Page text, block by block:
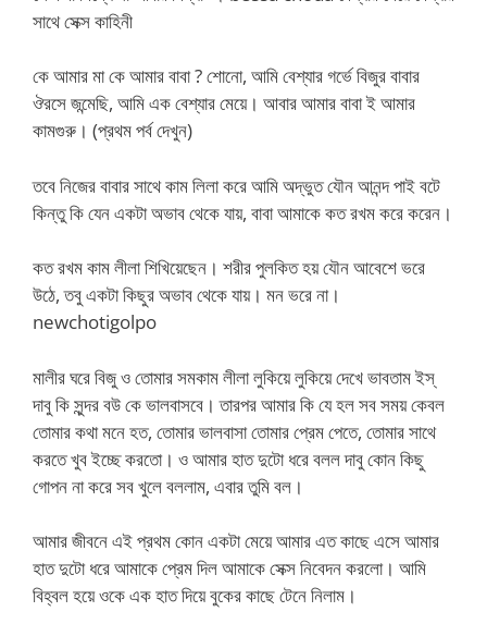
সাথে সেক্স কাহিনী
কে আমার মা কে আমার বাবা ? শোনো, আমি বেশ্যার গর্ভে বিজুর বাবার
ঔরসে জন্মেছি, আমি এক বেশ্যার মেয়ে। আবার আমার বাবা ই আমার
কামগুরু। (প্রথম পর্ব দেখুন)
তবে নিজের বাবার সাথে কাম লিলা করে আমি অদ্ভুত যৌন আনন্দ পাই বটে
কিন্তু কি যেন একটা অভাব থেকে যায়, বাবা আমাকে কত রখম করে করেন।
কত রখম কাম লীলা শিখিয়েছেন। শরীর পুলকিত হয় যৌন আবেশে ভরে
উঠে, তবু একটা কিছুর অভাব থেকে যায়। মন ভরে না।
newchotigolpo
মালীর ঘরে বিজু ও তোমার সমকাম লীলা লুকিয়ে লুকিয়ে দেখে ভাবতাম ইস্
দাবু কি সুন্দর বউ কে ভালবাসবে। তারপর আমার কি যে হল সব সময় কেবল
তোমার কথা মনে হত, তোমার ভালবাসা তোমার প্রেম পেতে, তোমার সাথে
করতে খুব ইচ্ছে করতো। ও আমার হাত দুটো ধরে বলল দাবু কোন কিছু
গোপন না করে সব খুলে বললাম, এবার তুমি বল।
আমার জীবনে এই প্রথম কোন একটা মেয়ে আমার এত কাছে এসে আমার
হাত দুটো ধরে আমাকে প্রেম দিল আমাকে সেক্স নিবেদন করলো। আমি
বিহ্বল হয়ে ওকে এক হাত দিয়ে বুকের কাছে টেনে নিলাম।